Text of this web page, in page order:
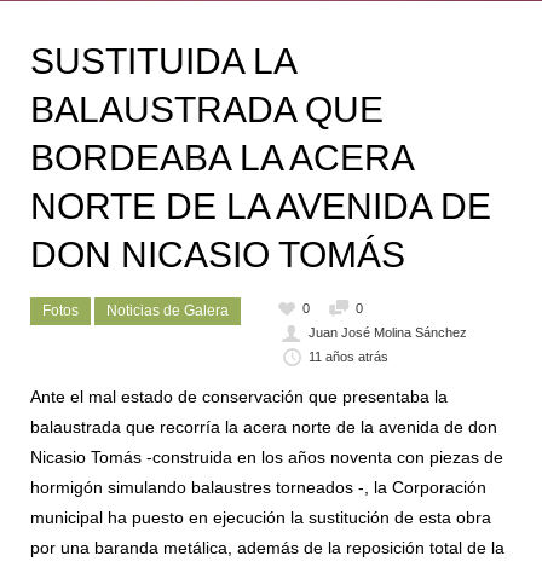
SUSTITUIDA LA
BALAUSTRADA QUE
BORDEABA LA ACERA
NORTE DE LA AVENIDA DE
DON NICASIO TOMÁS
Fotos Noticias de Galera 0
0
Juan José Molina Sánchez
11 años atrás
Ante el mal estado de conservación que presentaba la
balaustrada que recorría la acera norte de la avenida de don
Nicasio Tomás -construida en los años noventa con piezas de
hormigón simulando balaustres torneados -, la Corporación
municipal ha puesto en ejecución la sustitución de esta obra
por una baranda metálica, además de la reposición total de la